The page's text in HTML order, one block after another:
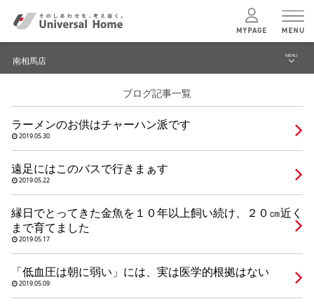
ユニバーサルホームの特長
コンセプトプラン
建築実例
モデルハウス検索・見学予約
南相馬店 MENU
建築実例・事例
イベント
南相馬店 TOPへ
ブログ記事一覧
ラーメンのお供はチャーハン派です
2019.05.30
遠足にはこのバスで行きまぁす
2019.05.22
縁日でとってきた金魚を１０年以上飼い続け、２０㎝近く
まで育てました
2019.05.17
「低血圧は朝に弱い」には、実は医学的根拠はない
2019.05.09